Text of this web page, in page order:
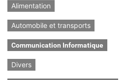
Alimentation
Automobile et transports
Communication Informatique
Divers